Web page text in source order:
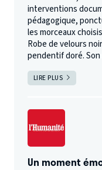
interventions
pédagogique,
les morceaux
Robe de velours
pendentif doré. Son
LIRE PLUS
Un moment